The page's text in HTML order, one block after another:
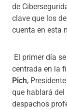
de
clave que los
cuenta en esta
El primer día
centrada en la
Pich,
que hablará
despachos